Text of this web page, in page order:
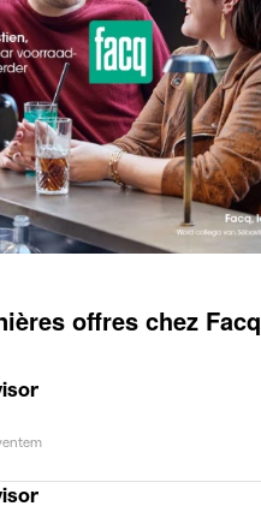
offres chez Facq